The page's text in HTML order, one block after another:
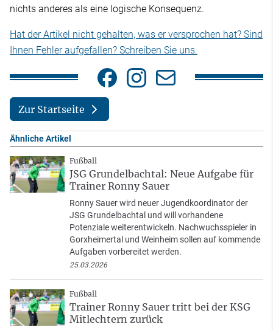
nichts anderes als eine logische Konsequenz.
Hat der Artikel nicht gehalten, was er versprochen hat? Sind
Ihnen Fehler aufgefallen? Schreiben Sie uns.
Zur Startseite
Ähnliche Artikel
Fußball
JSG Grundelbachtal: Neue Aufgabe für
Trainer Ronny Sauer
Ronny Sauer wird neuer Jugendkoordinator der
JSG Grundelbachtal und will vorhandene
Potenziale weiterentwickeln. Nachwuchsspieler in
Gorxheimertal und Weinheim sollen auf kommende
Aufgaben vorbereitet werden.
25.03.2026
Fußball
Trainer Ronny Sauer tritt bei der KSG
Mitlechtern zurück